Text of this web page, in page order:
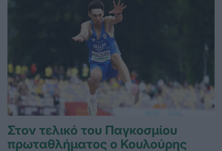
Στον τελικό του Παγκοσμίου
πρωταθλήματος ο Κουλούρης